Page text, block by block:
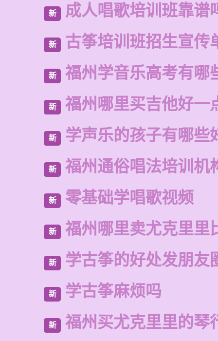
新 成人唱歌培训班靠谱
新 古筝培训班招生宣传
新 福州学音乐高考有哪
新 福州哪里买吉他好一
新 学声乐的孩子有哪些
新 福州通俗唱法培训机
新 零基础学唱歌视频
新 福州哪里卖尤克里里
新 学古筝的好处发朋友
新 学古筝麻烦吗
新 福州买尤克里里的琴